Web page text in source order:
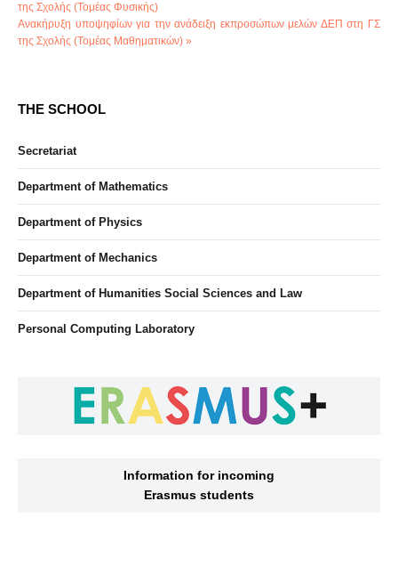
της Σχολής (Τομέας Φυσικής)
Ανακήρυξη υποψηφίων για την ανάδειξη εκπροσώπων μελών ΔΕΠ στη ΓΣ
της Σχολής (Τομέας Μαθηματικών) »
THE SCHOOL
Secretariat
Department of Mathematics
Department of Physics
Department of Mechanics
Department of Humanities Social Sciences and Law
Personal Computing Laboratory
Information for incoming
Erasmus students